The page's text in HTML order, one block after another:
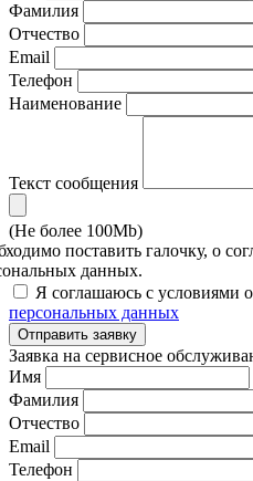
Фамилия
Отчество
Email
Телефон
Наименование
Текст сообщения
(Не более 100Mb)
поставить галочку, о
данных.
Я соглашаюсь с условиями
персональных данных
Отправить заявку
Заявка на сервисное
Имя
Фамилия
Отчество
Email
Телефон